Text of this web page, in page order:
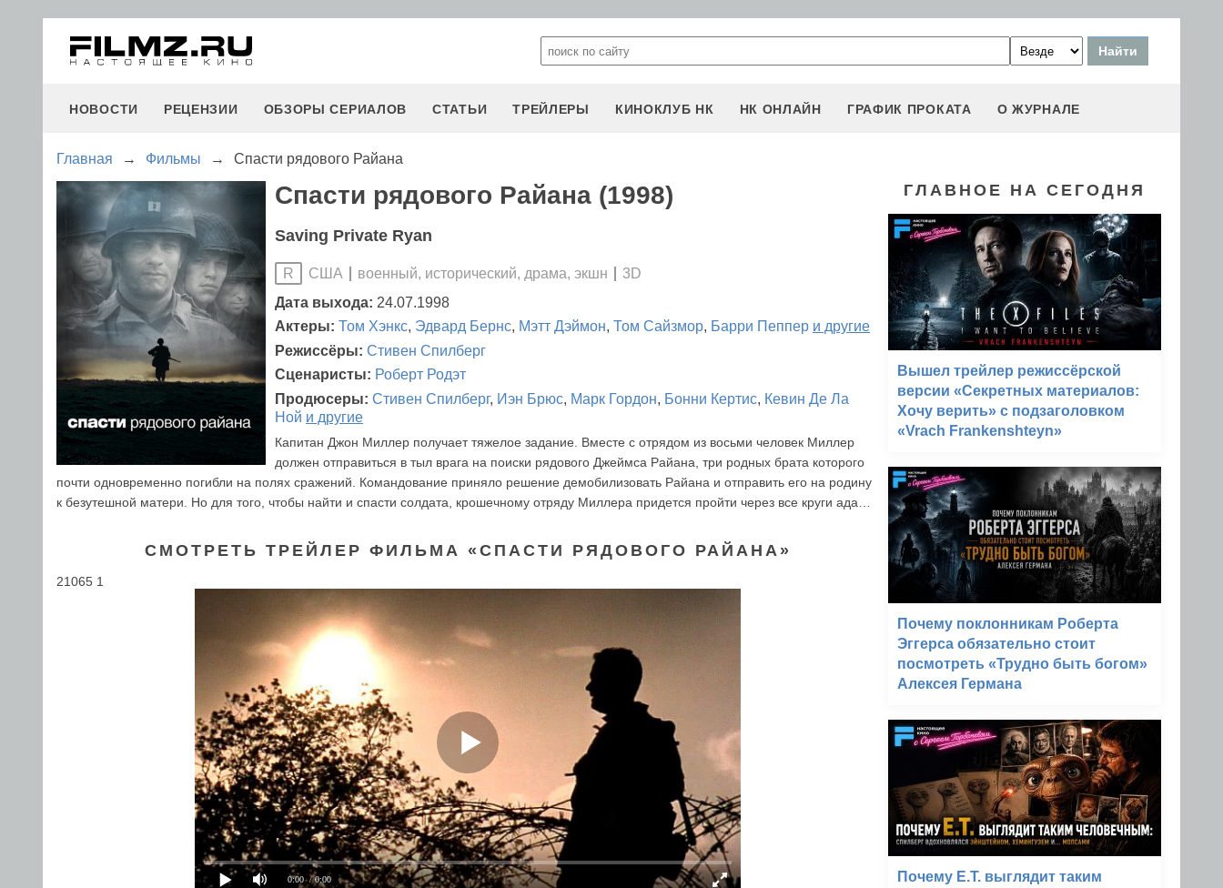
НОВОСТИ РЕЦЕНЗИИ ОБЗОРЫ СЕРИАЛОВ СТАТЬИ ТРЕЙЛЕРЫ КИНОКЛУБ НК НК ОНЛАЙН ГРАФИК ПРОКАТА О ЖУРНАЛЕ
Главная → Фильмы → Спасти рядового Райана
Спасти рядового Райана (1998)
Saving Private Ryan
R США военный, исторический, драма, экшн
3D
Дата выхода: 24.07.1998
Актеры: Том Хэнкс, Эдвард Бернс, Мэтт Дэймон, Том Сайзмор, Барри Пеппер и другие
Режиссёры: Стивен Спилберг
Сценаристы: Роберт Родэт
Продюсеры: Стивен Спилберг, Иэн Брюс, Марк Гордон, Бонни Кертис, Кевин Де Ла
Ной и другие
Капитан Джон Миллер получает тяжелое задание. Вместе с отрядом из восьми человек Миллер
должен отправиться в тыл врага на поиски рядового Джеймса Райана, три родных брата которого
почти одновременно погибли на полях сражений. Командование приняло решение демобилизовать Райана и отправить его на родину
к безутешной матери. Но для того, чтобы найти и спасти солдата, крошечному отряду Миллера придется пройти через все круги ада…
СМОТРЕТЬ ТРЕЙЛЕР ФИЛЬМА «СПАСТИ РЯДОВОГО РАЙАНА»
21065 1
0:00 / 0:00
ГЛАВНОЕ НА СЕГОДНЯ
Вышел трейлер режиссёрской
версии «Секретных материалов:
Хочу верить» с подзаголовком
«Vrach Frankenshteyn»
Почему поклонникам Роберта
Эггерса обязательно стоит
посмотреть «Трудно быть богом»
Алексея Германа
Почему E.T. выглядит таким